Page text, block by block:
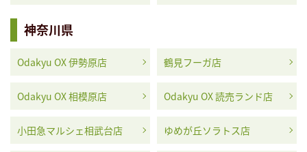
神奈川県
Odakyu OX 伊勢原店 鶴見フーガ店
Odakyu OX 相模原店 Odakyu OX 読売ランド店
小田急マルシェ相武台店 ゆめが丘ソラトス店